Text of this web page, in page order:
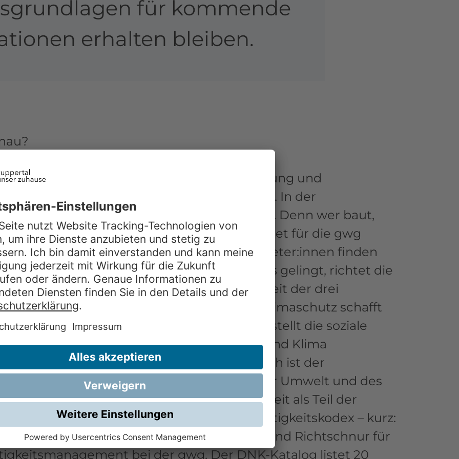
für kommende
erhalten bleiben.
ökologischen Zielen, sozialer Verantwortung und
Mittelpunkt ihres Denkens und Handelns. In der
im Grunde eine lange Tradition. Denn wer baut,
zu schaffen und zu bewirtschaften, bedeutet für die gwg
ein Dach über dem Kopf anzubieten. Mieter:innen finden
Zuhause, heute und in Zukunft. Damit das gelingt, richtet die
an der wechselseitigen Abhängigkeit der drei
aus: Erst die Rücksicht auf Umwelt- und Klimaschutz schafft
ein gutes Leben in Wuppertal. Dabei stellt die soziale
Maßnahmen zum Schutz von Umwelt und Klima
zulasten der Mieter:innen gehen. Schließlich ist der
für alles, was die gwg zum Wohle der Umwelt und des
Bei der Umsetzung von Nachhaltigkeit als Teil der
sich die gwg am Deutschen Nachhaltigkeitskodex – kurz:
Leitlinien für die Wohnungswirtschaft sind Richtschnur für
bei der gwg. Der DNK-Katalog listet 20